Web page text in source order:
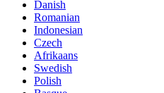
Danish
Romanian
Indonesian
Czech
Afrikaans
Swedish
Polish